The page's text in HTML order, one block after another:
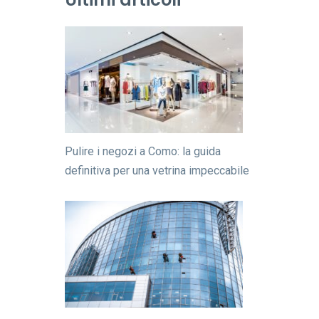
Pulire i negozi a Como: la guida
definitiva per una vetrina impeccabile